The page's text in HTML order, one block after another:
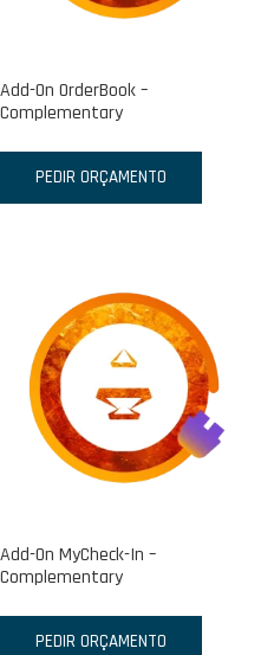
Add-On OrderBook –
Complementary
PEDIR ORÇAMENTO
Add-On MyCheck-In –
Complementary
PEDIR ORÇAMENTO